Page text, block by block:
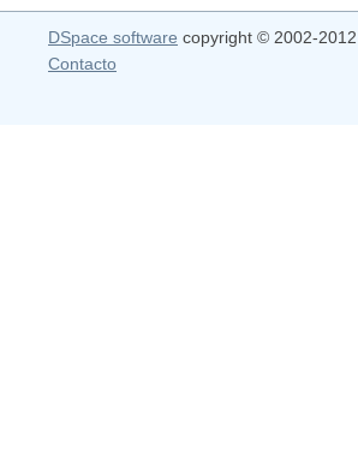
DSpace software copyright © 2002-2012
Contacto